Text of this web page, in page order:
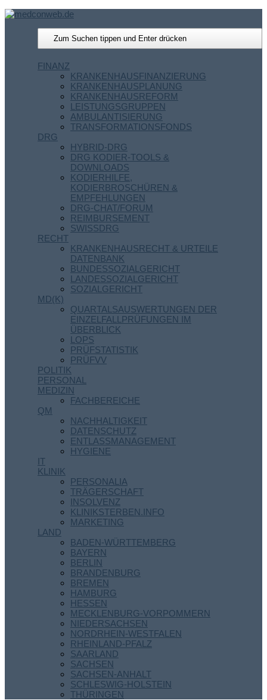
FINANZ
KRANKENHAUSFINANZIERUNG
KRANKENHAUSPLANUNG
KRANKENHAUSREFORM
LEISTUNGSGRUPPEN
AMBULANTISIERUNG
TRANSFORMATIONSFONDS
DRG
HYBRID-DRG
DRG KODIER-TOOLS &
DOWNLOADS
KODIERHILFE,
KODIERBROSCHÜREN &
EMPFEHLUNGEN
DRG-CHAT/FORUM
REIMBURSEMENT
SWISSDRG
RECHT
KRANKENHAUSRECHT & URTEILE
DATENBANK
BUNDESSOZIALGERICHT
LANDESSOZIALGERICHT
SOZIALGERICHT
MD(K)
QUARTALSAUSWERTUNGEN DER
EINZELFALLPRÜFUNGEN IM
ÜBERBLICK
LOPS
PRÜFSTATISTIK
PRÜFVV
POLITIK
PERSONAL
MEDIZIN
FACHBEREICHE
QM
NACHHALTIGKEIT
DATENSCHUTZ
ENTLASSMANAGEMENT
HYGIENE
IT
KLINIK
PERSONALIA
TRÄGERSCHAFT
INSOLVENZ
KLINIKSTERBEN.INFO
MARKETING
LAND
BADEN-WÜRTTEMBERG
BAYERN
BERLIN
BRANDENBURG
BREMEN
HAMBURG
HESSEN
MECKLENBURG-VORPOMMERN
NIEDERSACHSEN
NORDRHEIN-WESTFALEN
RHEINLAND-PFALZ
SAARLAND
SACHSEN
SACHSEN-ANHALT
SCHLESWIG-HOLSTEIN
THÜRINGEN